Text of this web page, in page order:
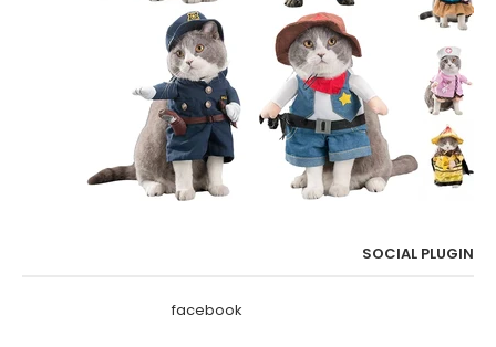
SOCIAL PLUGIN
facebook